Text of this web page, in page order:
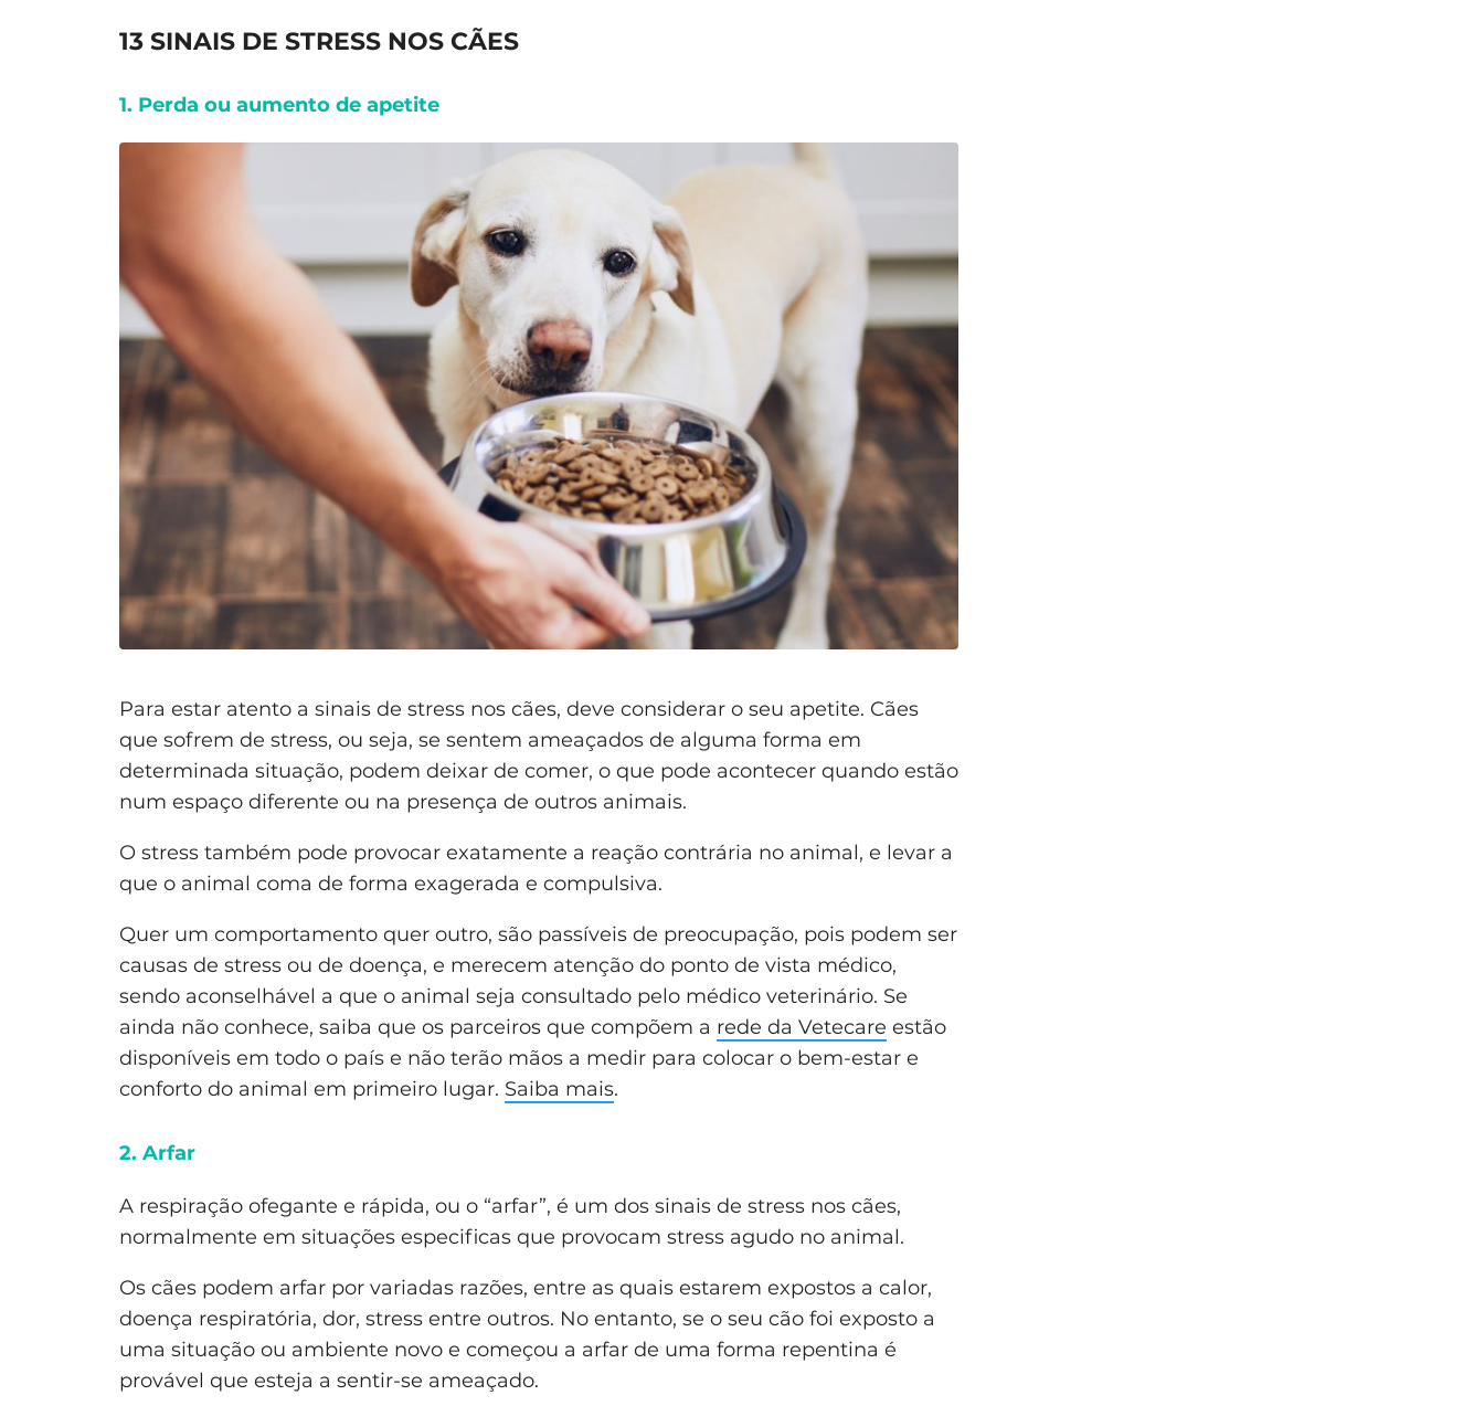
13 SINAIS DE STRESS NOS CÃES
1. Perda ou aumento de apetite
Para estar atento a sinais de stress nos cães, deve considerar o seu apetite. Cães
que sofrem de stress, ou seja, se sentem ameaçados de alguma forma em
determinada situação, podem deixar de comer, o que pode acontecer quando estão
num espaço diferente ou na presença de outros animais.
O stress também pode provocar exatamente a reação contrária no animal, e levar a
que o animal coma de forma exagerada e compulsiva.
Quer um comportamento quer outro, são passíveis de preocupação, pois podem ser
causas de stress ou de doença, e merecem atenção do ponto de vista médico,
sendo aconselhável a que o animal seja consultado pelo médico veterinário. Se
ainda não conhece, saiba que os parceiros que compõem a rede da Vetecare estão
disponíveis em todo o país e não terão mãos a medir para colocar o bem-estar e
conforto do animal em primeiro lugar. Saiba mais.
2. Arfar
A respiração ofegante e rápida, ou o “arfar”, é um dos sinais de stress nos cães,
normalmente em situações especificas que provocam stress agudo no animal.
Os cães podem arfar por variadas razões, entre as quais estarem expostos a calor,
doença respiratória, dor, stress entre outros. No entanto, se o seu cão foi exposto a
uma situação ou ambiente novo e começou a arfar de uma forma repentina é
provável que esteja a sentir-se ameaçado.